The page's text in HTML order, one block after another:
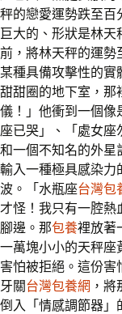
秤的戀愛運勢跌至百
巨大的、形狀是林天
前，將林天秤的運勢
某種具備攻擊性的實
甜甜圈的地下室，那
儀！」他衝到一個像
座已哭」、「處女
和一個不知名的外星
輸入一種極具感染力
波。「水瓶座台灣包
才怪！我只有一腔熱
腳邊。那包養裡放著
一萬塊小小的天秤座
害怕被拒絕。這份害
牙關台灣包養網 ，
倒入「情感調節器」